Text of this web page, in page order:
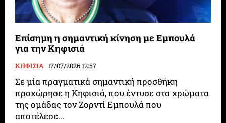
Επίσημη η σημαντική κίνηση με Εμπουλά
για την Κηφισιά
ΚΗΦΙΣΙΑ 17/07/2026 12:57
Σε μία πραγματικά σημαντική προσθήκη
προχώρησε η Κηφισιά, που έντυσε στα χρώματα
της ομάδας τον Ζορντί Εμπουλά που
αποτέλεσε...